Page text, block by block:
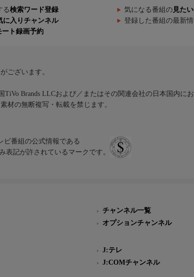
る検索ワード登録 気になる番組の 見た
に入りチャンネル 登録した番組の最新
ート録画予約
ございます。
Brands LLCおよび／またはその関連会社の日本国内に
材の無断複写・転載を禁じます。
ビ番組の公式情報である
表記が許されているマークです。
チャンネル一覧
オプションチャンネル
J:テレ
J:COMチャンネル